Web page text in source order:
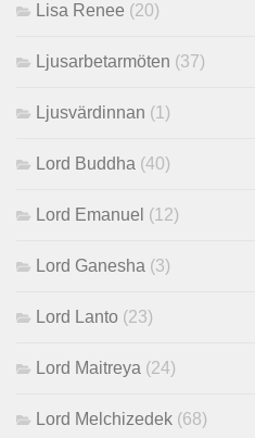
Lisa Renee (20)
Ljusarbetarmöten (37)
Ljusvärdinnan (1)
Lord Buddha (40)
Lord Emanuel (12)
Lord Ganesha (3)
Lord Lanto (23)
Lord Maitreya (24)
Lord Melchizedek (68)